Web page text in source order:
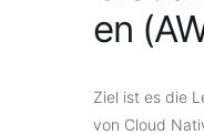
en
Ziel ist es die
von Cloud